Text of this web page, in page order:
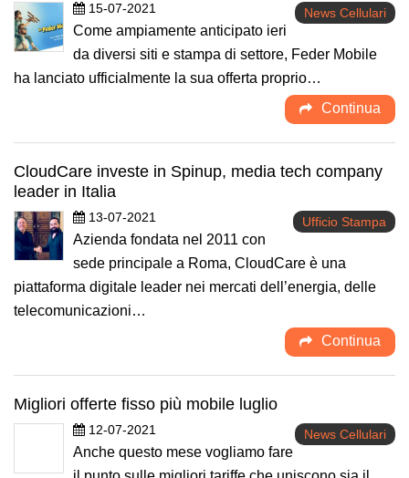
15-07-2021 News Cellulari
Come ampiamente anticipato ieri
da diversi siti e stampa di settore, Feder Mobile
ha lanciato ufficialmente la sua offerta proprio…
Continua
CloudCare investe in Spinup, media tech company
leader in Italia
13-07-2021 Ufficio Stampa
Azienda fondata nel 2011 con
sede principale a Roma, CloudCare è una
piattaforma digitale leader nei mercati dell’energia, delle
telecomunicazioni…
Continua
Migliori offerte fisso più mobile luglio
12-07-2021 News Cellulari
Anche questo mese vogliamo fare